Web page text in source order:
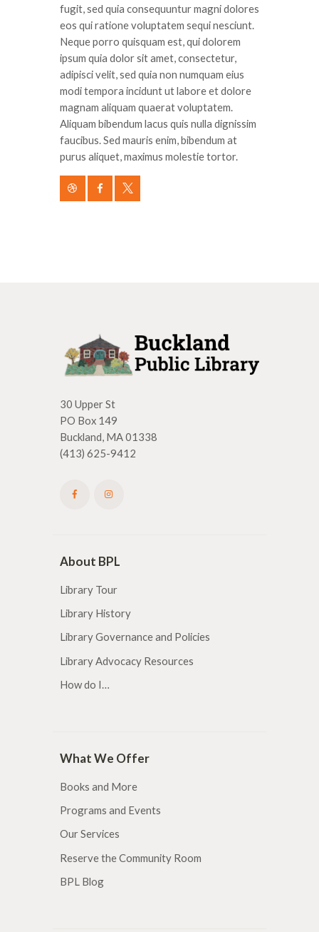
fugit, sed quia consequuntur magni dolores
eos qui ratione voluptatem sequi nesciunt.
Neque porro quisquam est, qui dolorem
ipsum quia dolor sit amet, consectetur,
adipisci velit, sed quia non numquam eius
modi tempora incidunt ut labore et dolore
magnam aliquam quaerat voluptatem.
Aliquam bibendum lacus quis nulla dignissim
faucibus. Sed mauris enim, bibendum at
purus aliquet, maximus molestie tortor.
30 Upper St
PO Box 149
Buckland, MA 01338
(413) 625-9412
About BPL
Library Tour
Library History
Library Governance and Policies
Library Advocacy Resources
How do I…
What We Offer
Books and More
Programs and Events
Our Services
Reserve the Community Room
BPL Blog